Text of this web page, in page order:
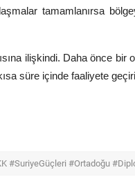
tamamlanırsa
ilişkindi. Daha önce bir
süre içinde faaliyete
#SuriyeGüçleri #Ortadoğu